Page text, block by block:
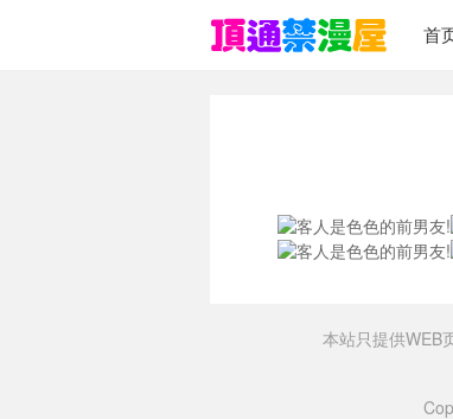
首
本站只提供WEB